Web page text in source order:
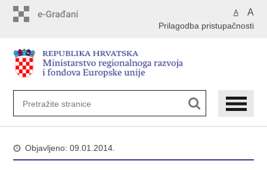
A A
Prilagodba pristupačnosti
Objavljeno: 09.01.2014.